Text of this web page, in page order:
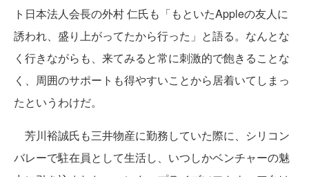
ト日本法人会長の外村 仁氏も「もといたAppleの友人に
誘われ、盛り上がってたから行った」と語る。なんとな
く行きながらも、来てみると常に刺激的で飽きることな
く、周囲のサポートも得やすいことから居着いてしまっ
たというわけだ。
芳川裕誠氏も三井物産に勤務していた際に、シリコン
バレーで駐在員として生活し、いつしかベンチャーの魅